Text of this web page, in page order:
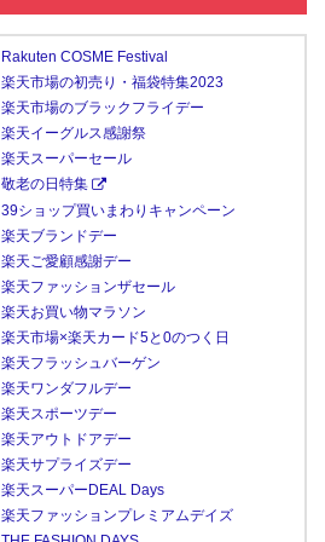
Rakuten COSME Festival
楽天市場の初売り・福袋特集2023
楽天市場のブラックフライデー
楽天イーグルス感謝祭
楽天スーパーセール
敬老の日特集
39ショップ買いまわりキャンペーン
楽天ブランドデー
楽天ご愛顧感謝デー
楽天ファッションザセール
楽天お買い物マラソン
楽天市場×楽天カード5と0のつく日
楽天フラッシュバーゲン
楽天ワンダフルデー
楽天スポーツデー
楽天アウトドアデー
楽天サプライズデー
楽天スーパーDEAL Days
楽天ファッションプレミアムデイズ